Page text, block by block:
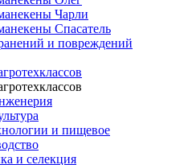
Чарли
Спасатель
и повреждений
и пищевое
и селекция